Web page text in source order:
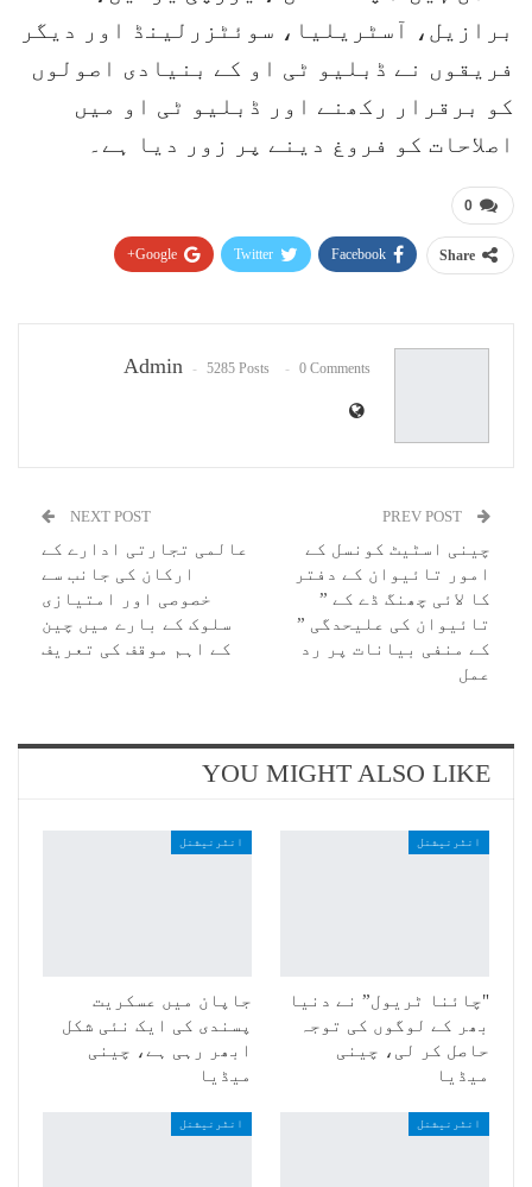
برازیل، آسٹریلیا، سوئٹزرلینڈ اور دیگر
فریقوں نے ڈبلیو ٹی او کے بنیادی اصولوں
کو برقرار رکھنے اور ڈبلیو ٹی او میں
اصلاحات کو فروغ دینے پر زور دیا ہے۔
0
Share
Facebook
Twitter
Google+
Admin 5285 Posts 0 Comments
چینی اسٹیٹ کونسل کے
امور تائیوان کے دفتر
کا لائی چھنگ ڈے کے ”
تائیوان کی علیحدگی ”
کے منفی بیانات پر رد
عمل
NEXT POST
عالمی تجارتی ادارے کے
ارکان کی جانب سے
خصوصی اور امتیازی
سلوک کے بارے میں چین
کے اہم موقف کی تعریف
YOU MIGHT ALSO LIKE
انٹرنیشنل
"چائنا ٹریول” نے دنیا
بھر کے لوگوں کی توجہ
حاصل کر لی، چینی
میڈیا
انٹرنیشنل
جاپان میں عسکریت
پسندی کی ایک نئی شکل
ابھر رہی ہے، چینی
میڈیا
انٹرنیشنل انٹرنیشنل